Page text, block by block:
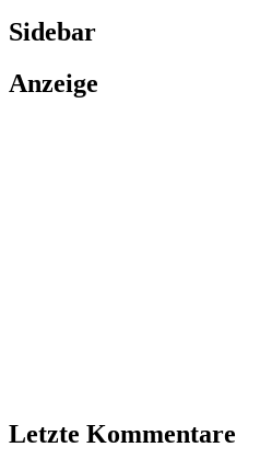
Sidebar
Anzeige
Letzte Kommentare